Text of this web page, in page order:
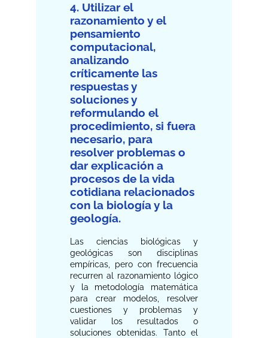
4. Utilizar el
razonamiento y el
pensamiento
computacional,
analizando
críticamente las
respuestas y
soluciones y
reformulando el
procedimiento, si fuera
necesario, para
resolver problemas o
dar explicación a
procesos de la vida
cotidiana relacionados
con la biología y la
geología.
Las ciencias biológicas y
geológicas son disciplinas
empíricas, pero con frecuencia
recurren al razonamiento lógico
y la metodología matemática
para crear modelos, resolver
cuestiones y problemas y
validar los resultados o
soluciones obtenidas. Tanto el